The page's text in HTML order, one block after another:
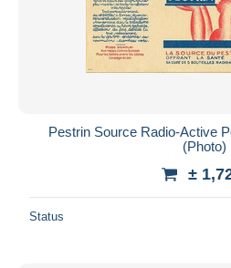
Pestrin Source Radio-Active
(Photo)
±
Status